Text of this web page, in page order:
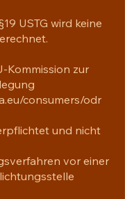
USTG wird keine
Kommission zur
consumers/odr
und nicht
vor einer